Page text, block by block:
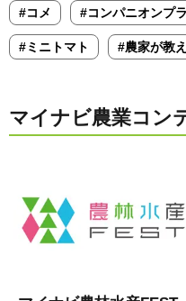
#コメ #コンパニオンプ
#ミニトマト #農家が教
マイナビ農業コン